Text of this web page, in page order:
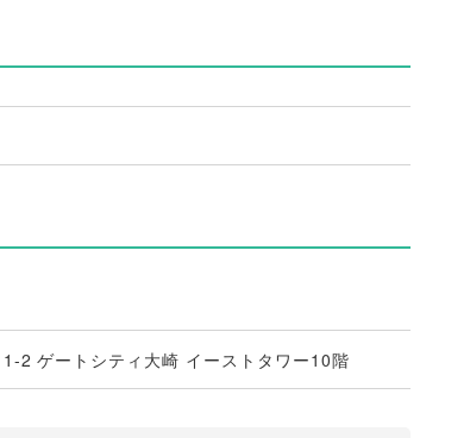
2 ゲートシティ大崎 イーストタワー10階